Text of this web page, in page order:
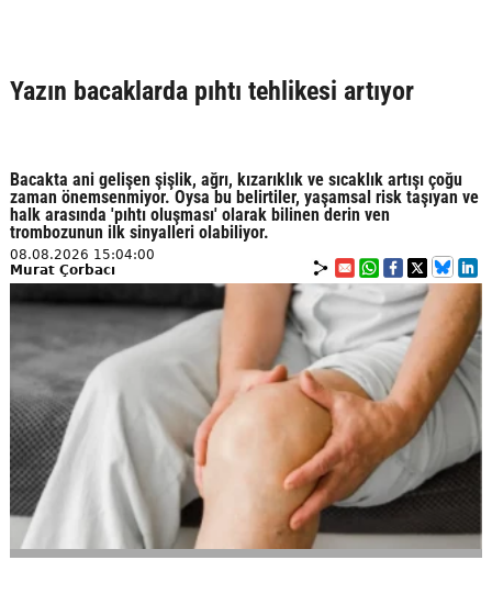
Yazın bacaklarda pıhtı tehlikesi artıyor
Bacakta ani gelişen şişlik, ağrı, kızarıklık ve sıcaklık artışı çoğu
zaman önemsenmiyor. Oysa bu belirtiler, yaşamsal risk taşıyan ve
halk arasında 'pıhtı oluşması' olarak bilinen derin ven
trombozunun ilk sinyalleri olabiliyor.
08.08.2026 15:04:00
Murat Çorbacı